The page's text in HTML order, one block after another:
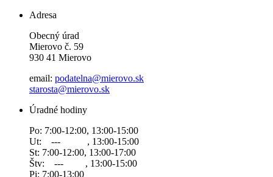
Adresa
Obecný úrad
Mierovo č. 59
930 41 Mierovo
email: podatelna@mierovo.sk
starosta@mierovo.sk
Úradné hodiny
Po: 7:00-12:00, 13:00-15:00
Ut: --- , 13:00-15:00
St: 7:00-12:00, 13:00-17:00
Štv: --- , 13:00-15:00
Pi: 7:00-13:00